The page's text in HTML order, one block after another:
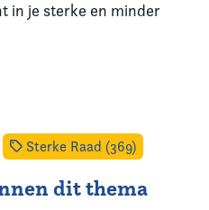
in je sterke en minder
Sterke Raad (369)
dit thema